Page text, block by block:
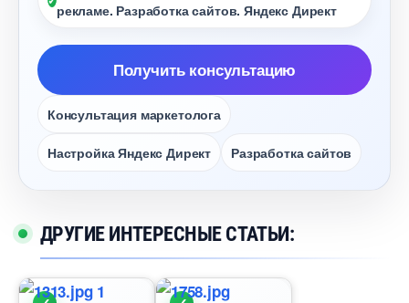
рекламе. Разработка сайтов. Яндекс Директ
Получить консультацию
Консультация маркетолога
Настройка Яндекс Директ Разработка сайто
ДРУГИЕ ИНТЕРЕСНЫЕ СТАТЬИ: